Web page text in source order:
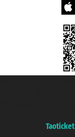
Taoticket